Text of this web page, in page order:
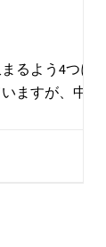
るよう4つに
ますが、中